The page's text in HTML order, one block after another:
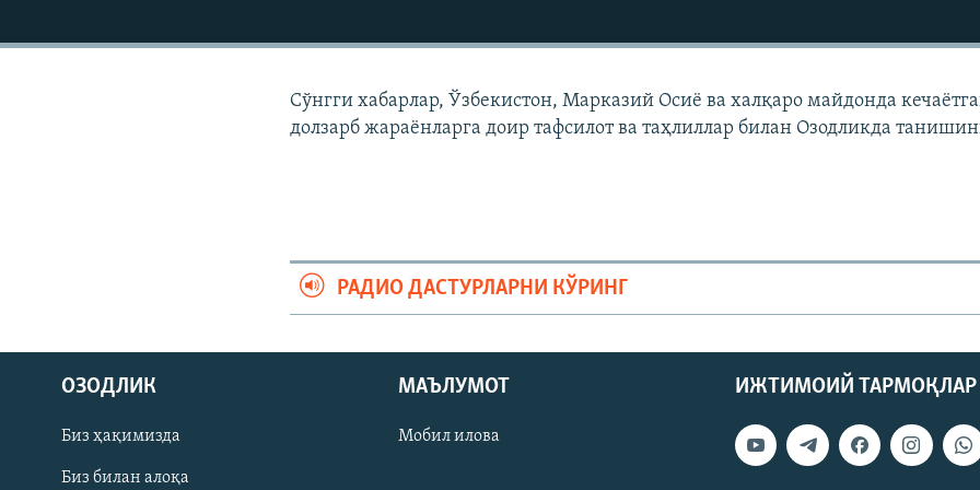
На русском
ИЖТИМОИЙ ТАРМОҚЛАР
Сўнгги хабарлар, Ўзбекистон, Марказий Осиë ва халқаро майдонда
долзарб жараëнларга доир тафсилот ва таҳлиллар билан Озодликда
РАДИО ДАСТУРЛАРНИ КЎРИНГ
ИЖТИМОИЙ ТАРМОҚЛАР
ОЗОДЛИК
Биз ҳақимизда
Биз билан алоқа
МАЪЛУМОТ
Мобил илова